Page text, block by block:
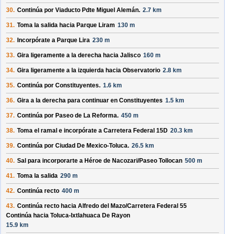
30. Continúa por Viaducto Pdte Miguel Alemán. 2.7 km
31. Toma la salida hacia Parque Liram 130 m
32. Incorpórate a Parque Lira 230 m
33. Gira ligeramente a la derecha hacia Jalisco 160 m
34. Gira ligeramente a la izquierda hacia Observatorio 2.8 km
35. Continúa por Constituyentes. 1.6 km
36. Gira a la derecha para continuar en Constituyentes 1.5 km
37. Continúa por Paseo de La Reforma. 450 m
38. Toma el ramal e incorpórate a Carretera Federal 15D 20.3 km
39. Continúa por Ciudad De Mexico-Toluca. 26.5 km
40. Sal para incorporarte a Héroe de Nacozari/Paseo Tollocan 500 m
41. Toma la salida 290 m
42. Continúa recto 400 m
43. Continúa recto hacia Alfredo del Mazo/Carretera Federal 55
Continúa hacia Toluca-Ixtlahuaca De Rayon
15.9 km